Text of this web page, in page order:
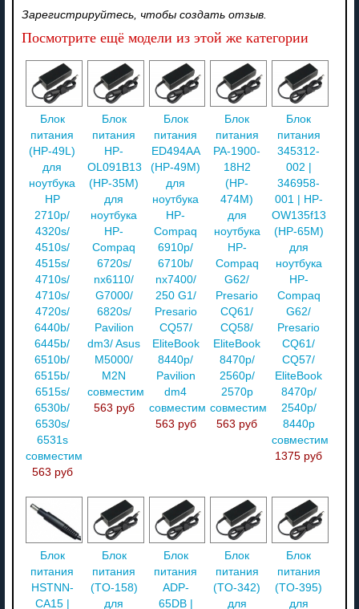
Зарегистрируйтесь, чтобы создать отзыв.
Посмотрите ещё модели из этой же категории
Блок
питания
(HP-49L)
для
ноутбука
HP
2710p/
4320s/
4510s/
4515s/
4710s/
4710s/
4720s/
6440b/
6445b/
6510b/
6515b/
6515s/
6530b/
6530s/
6531s
совместимый
563 руб
Блок
питания
HP-
OL091B13
(HP-35M)
для
ноутбука
HP-
Compaq
6720s/
nx6110/
G7000/
6820s/
Pavilion
dm3/ Asus
M5000/
M2N
совместимый
563 руб
Блок
питания
ED494AA
(HP-49M)
для
ноутбука
HP-
Compaq
6910p/
6710b/
nx7400/
250 G1/
Presario
CQ57/
EliteBook
8440p/
Pavilion
dm4
совместимый
563 руб
Блок
питания
PA-1900-
18H2
(HP-
474M)
для
ноутбука
HP-
Compaq
G62/
Presario
CQ61/
CQ58/
EliteBook
8470p/
2560p/
2570p
совместимый
563 руб
Блок
питания
345312-
002 |
346958-
001 | HP-
OW135f13
(HP-65M)
для
ноутбука
HP-
Compaq
G62/
Presario
CQ61/
CQ57/
EliteBook
8470p/
2540p/
8440p
совместимый
1375 руб
Блок
питания
HSTNN-
CA15 |
Блок
питания
(TO-158)
для
Блок
питания
ADP-
65DB |
Блок
питания
(TO-342)
для
Блок
питания
(TO-395)
для